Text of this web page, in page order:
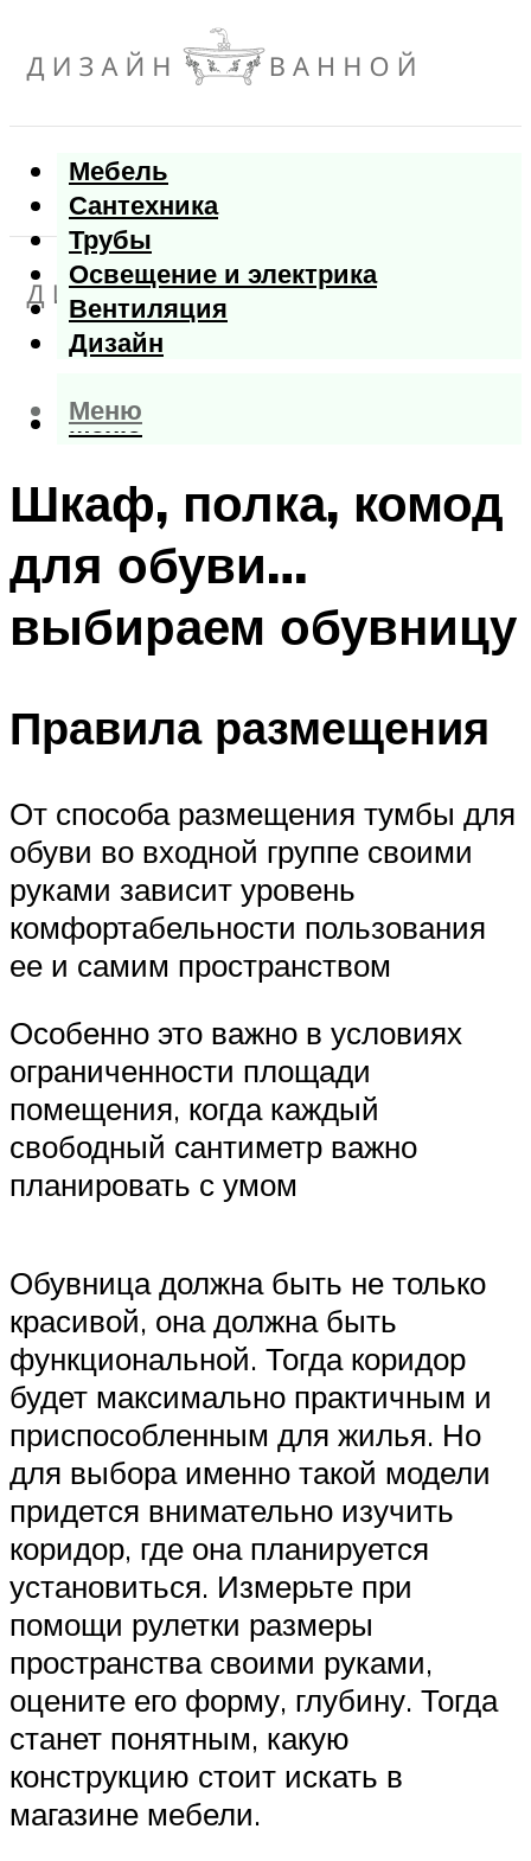
Мебель
Сантехника
Трубы
Освещение и электрика
Вентиляция
Дизайн
Меню
Меню
Шкаф, полка, комод
для обуви…
выбираем обувницу
Правила размещения
От способа размещения тумбы для
обуви во входной группе своими
руками зависит уровень
комфортабельности пользования
ее и самим пространством
Особенно это важно в условиях
ограниченности площади
помещения, когда каждый
свободный сантиметр важно
планировать с умом
Обувница должна быть не только
красивой, она должна быть
функциональной. Тогда коридор
будет максимально практичным и
приспособленным для жилья. Но
для выбора именно такой модели
придется внимательно изучить
коридор, где она планируется
установиться. Измерьте при
помощи рулетки размеры
пространства своими руками,
оцените его форму, глубину. Тогда
станет понятным, какую
конструкцию стоит искать в
магазине мебели.